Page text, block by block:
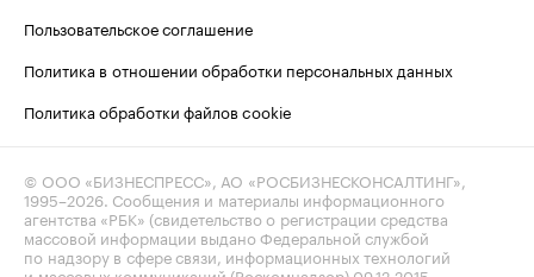
Пользовательское соглашение
Политика в отношении обработки персональных данных
Политика обработки файлов cookie
© ООО «БИЗНЕСПРЕСС», АО «РОСБИЗНЕСКОНСАЛТИНГ»,
1995–2026. Сообщения и материалы информационного
агентства «РБК» (свидетельство о регистрации средства
массовой информации выдано Федеральной службой
по надзору в сфере связи, информационных технологий